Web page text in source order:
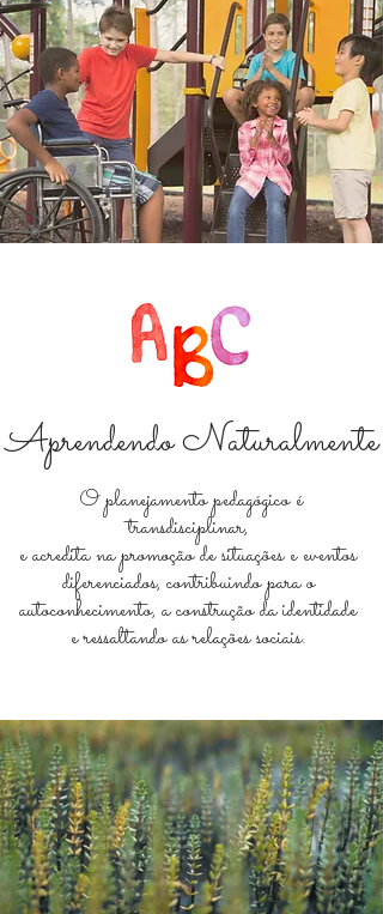
Aprendendo Naturalmente
O planejamento pedagógico é
transdisciplinar,
e acredita na promoção de situações e eventos
diferenciados, contribuindo para o
autoconhecimento, a construção da identidade
e ressaltando as relações sociais.